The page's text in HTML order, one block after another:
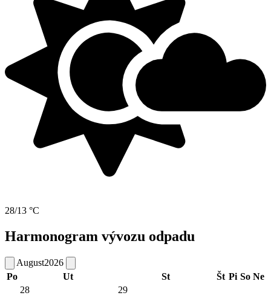
28/13 °C
Harmonogram vývozu odpadu
August2026
Po
Ut St Št Pi So Ne
28
29